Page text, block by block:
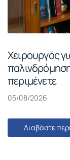
Χειρουργός
περιμένετε
05/08/2026
Διαβάστε